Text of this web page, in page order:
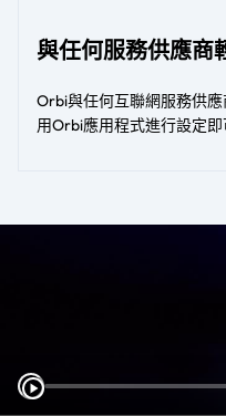
與任何服務供應商
Orbi與任何互聯網服務供
用Orbi應用程式進行設定即